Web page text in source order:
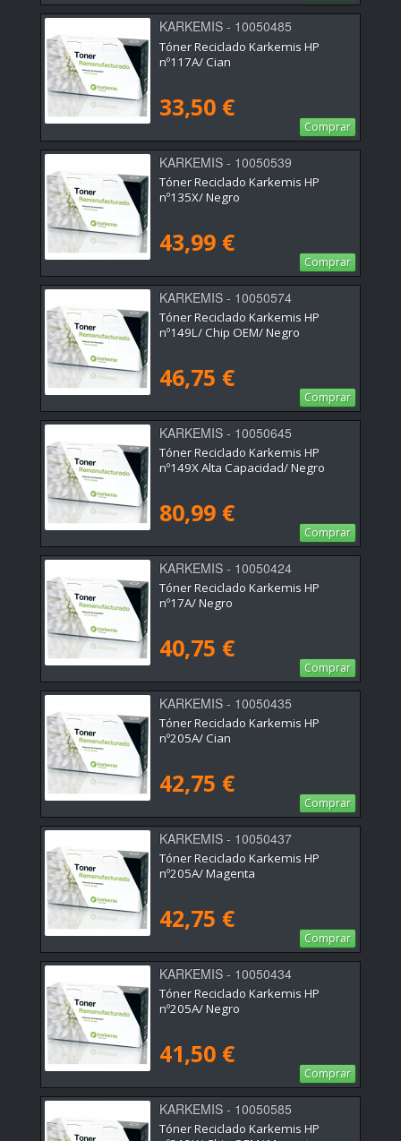
KARKEMIS - 10050485
Tóner Reciclado Karkemis HP
nº117A/ Cian
33,50 €
Comprar
KARKEMIS - 10050539
Tóner Reciclado Karkemis HP
nº135X/ Negro
43,99 €
Comprar
KARKEMIS - 10050574
Tóner Reciclado Karkemis HP
nº149L/ Chip OEM/ Negro
46,75 €
Comprar
KARKEMIS - 10050645
Tóner Reciclado Karkemis HP
nº149X Alta Capacidad/ Negro
80,99 €
Comprar
KARKEMIS - 10050424
Tóner Reciclado Karkemis HP
nº17A/ Negro
40,75 €
Comprar
KARKEMIS - 10050435
Tóner Reciclado Karkemis HP
nº205A/ Cian
42,75 €
Comprar
KARKEMIS - 10050437
Tóner Reciclado Karkemis HP
nº205A/ Magenta
42,75 €
Comprar
KARKEMIS - 10050434
Tóner Reciclado Karkemis HP
nº205A/ Negro
41,50 €
Comprar
KARKEMIS - 10050585
Tóner Reciclado Karkemis HP